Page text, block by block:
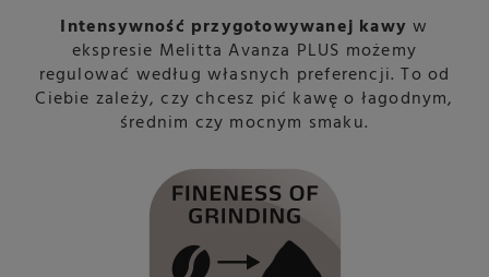
Intensywność przygotowywanej kawy w
ekspresie Melitta Avanza PLUS możemy
regulować według własnych preferencji. To od
Ciebie zależy, czy chcesz pić kawę o łagodnym,
średnim czy mocnym smaku.